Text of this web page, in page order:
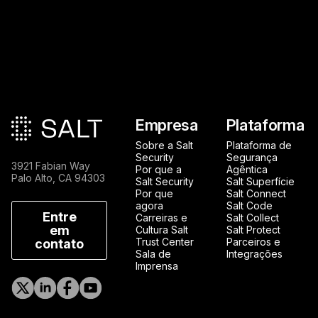
Rodapé principal
3921 Fabian Way
Palo Alto, CA 94303
Entre
em
contato
Empresa
Sobre a Salt
Security
Por que a
Salt Security
Por que
agora
Carreiras e
Cultura Salt
Trust Center
Sala de
Imprensa
Plataforma
Plataforma de
Segurança
Agêntica
Salt Superfície
Salt Connect
Salt Code
Salt Collect
Salt Protect
Parceiros e
Integrações